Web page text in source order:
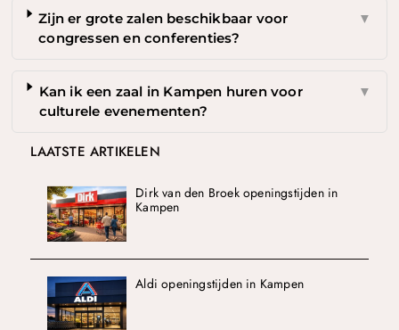
Zijn er grote zalen beschikbaar voor
congressen en conferenties?
▼
Kan ik een zaal in Kampen huren voor
culturele evenementen?
▼
LAATSTE ARTIKELEN
Dirk van den Broek openingstijden in
Kampen
Aldi openingstijden in Kampen